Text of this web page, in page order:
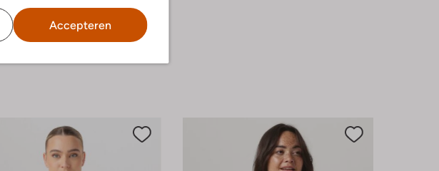
Accepteren